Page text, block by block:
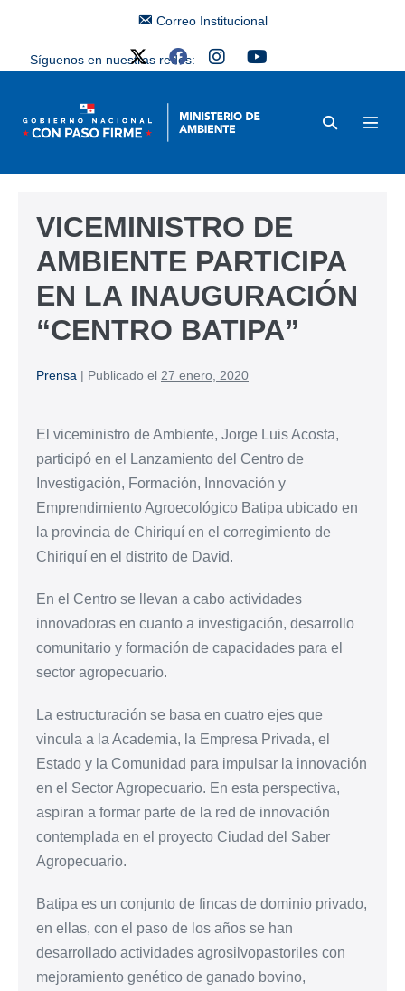
Correo Institucional
Síguenos en nuestras redes:
VICEMINISTRO DE
AMBIENTE PARTICIPA
EN LA INAUGURACIÓN
“CENTRO BATIPA”
Prensa | Publicado el 27 enero, 2020
El viceministro de Ambiente, Jorge Luis Acosta,
participó en el Lanzamiento del Centro de
Investigación, Formación, Innovación y
Emprendimiento Agroecológico Batipa ubicado en
la provincia de Chiriquí en el corregimiento de
Chiriquí en el distrito de David.
En el Centro se llevan a cabo actividades
innovadoras en cuanto a investigación, desarrollo
comunitario y formación de capacidades para el
sector agropecuario.
La estructuración se basa en cuatro ejes que
vincula a la Academia, la Empresa Privada, el
Estado y la Comunidad para impulsar la innovación
en el Sector Agropecuario. En esta perspectiva,
aspiran a formar parte de la red de innovación
contemplada en el proyecto Ciudad del Saber
Agropecuario.
Batipa es un conjunto de fincas de dominio privado,
en ellas, con el paso de los años se han
desarrollado actividades agrosilvopastoriles con
mejoramiento genético de ganado bovino,